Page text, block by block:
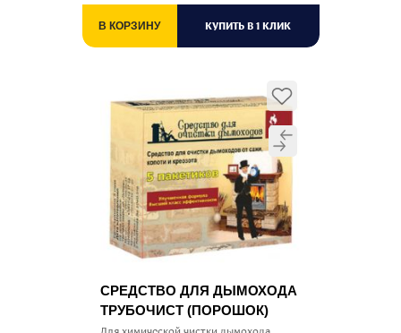
В КОРЗИНУ КУПИТЬ В 1 КЛИК
СРЕДСТВО ДЛЯ ДЫМОХОДА
ТРУБОЧИСТ (ПОРОШОК)